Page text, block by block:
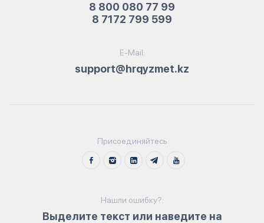
8 800 080 77 99
8 7172 799 599
E-Mail:
support@hrqyzmet.kz
Присоединяйтесь
Нашли ошибку?:
Выделите текст или наведите на